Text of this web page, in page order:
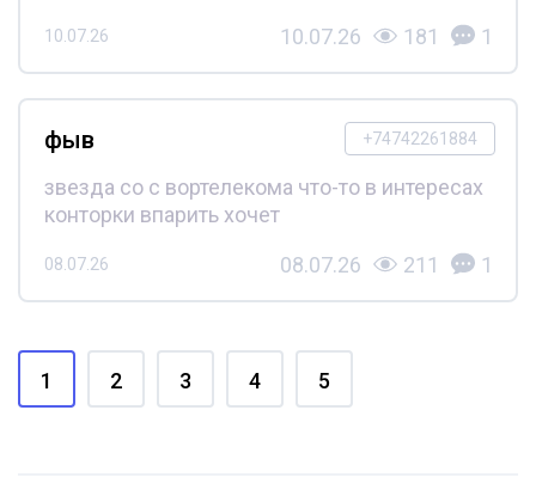
10.07.26 10.07.26 181 1
+74742261884
фыв
звезда со с вортелекома что-то в интересах
конторки впарить хочет
08.07.26 08.07.26 211 1
1 2 3 4 5